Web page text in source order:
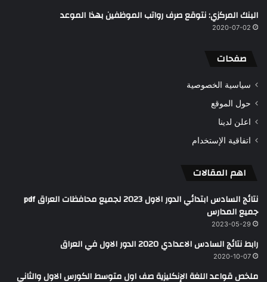
البنك المركزي: نتوقع صرف رواتب الموظفين بهذا الموعد
2020-07-02
صفحات
سياسية الخصوصية
حول الموقع
اعلن لدينا
اتفاقية الإستخدام
اهم المقالات
نتائج السادس ابتدائي الدور الاول 2023 لجميع محافظات العراق pdf
جميع المدارس
2023-05-29
رابط نتائج السادس الاعدادي 2020 الدور الاول في العراق
2020-10-07
ملخص قواعد اللغة الإنكليزية صف اول متوسط الكورس الاول والثاني